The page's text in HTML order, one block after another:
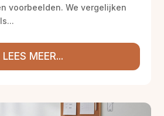
voorbeelden. We vergelijken
LEES MEER...